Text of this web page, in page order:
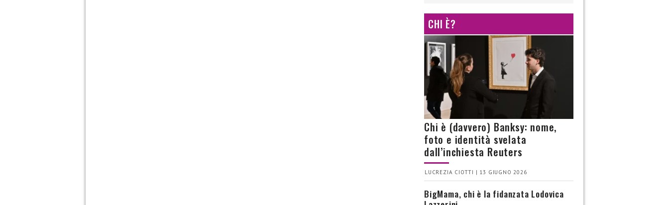
CHI È?
Chi è (davvero) Banksy: nome,
foto e identità svelata
dall’inchiesta Reuters
LUCREZIA CIOTTI | 13 GIUGNO 2026
BigMama, chi è la fidanzata Lodovica